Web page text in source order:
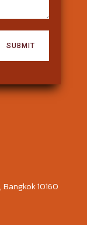
SUBMIT
Bangkok 10160